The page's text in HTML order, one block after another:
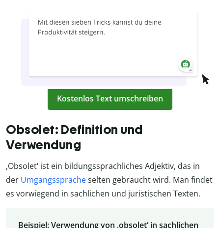
Kostenlos Text umschreiben
Obsolet: Definition und
Verwendung
‚Obsolet‘ ist ein bildungssprachliches Adjektiv, das in
der Umgangsspracheselten gebraucht wird. Man findet
es vorwiegend in sachlichen und juristischen Texten.
Beispiel: Verwendung von ‚obsolet‘ in sachlichen